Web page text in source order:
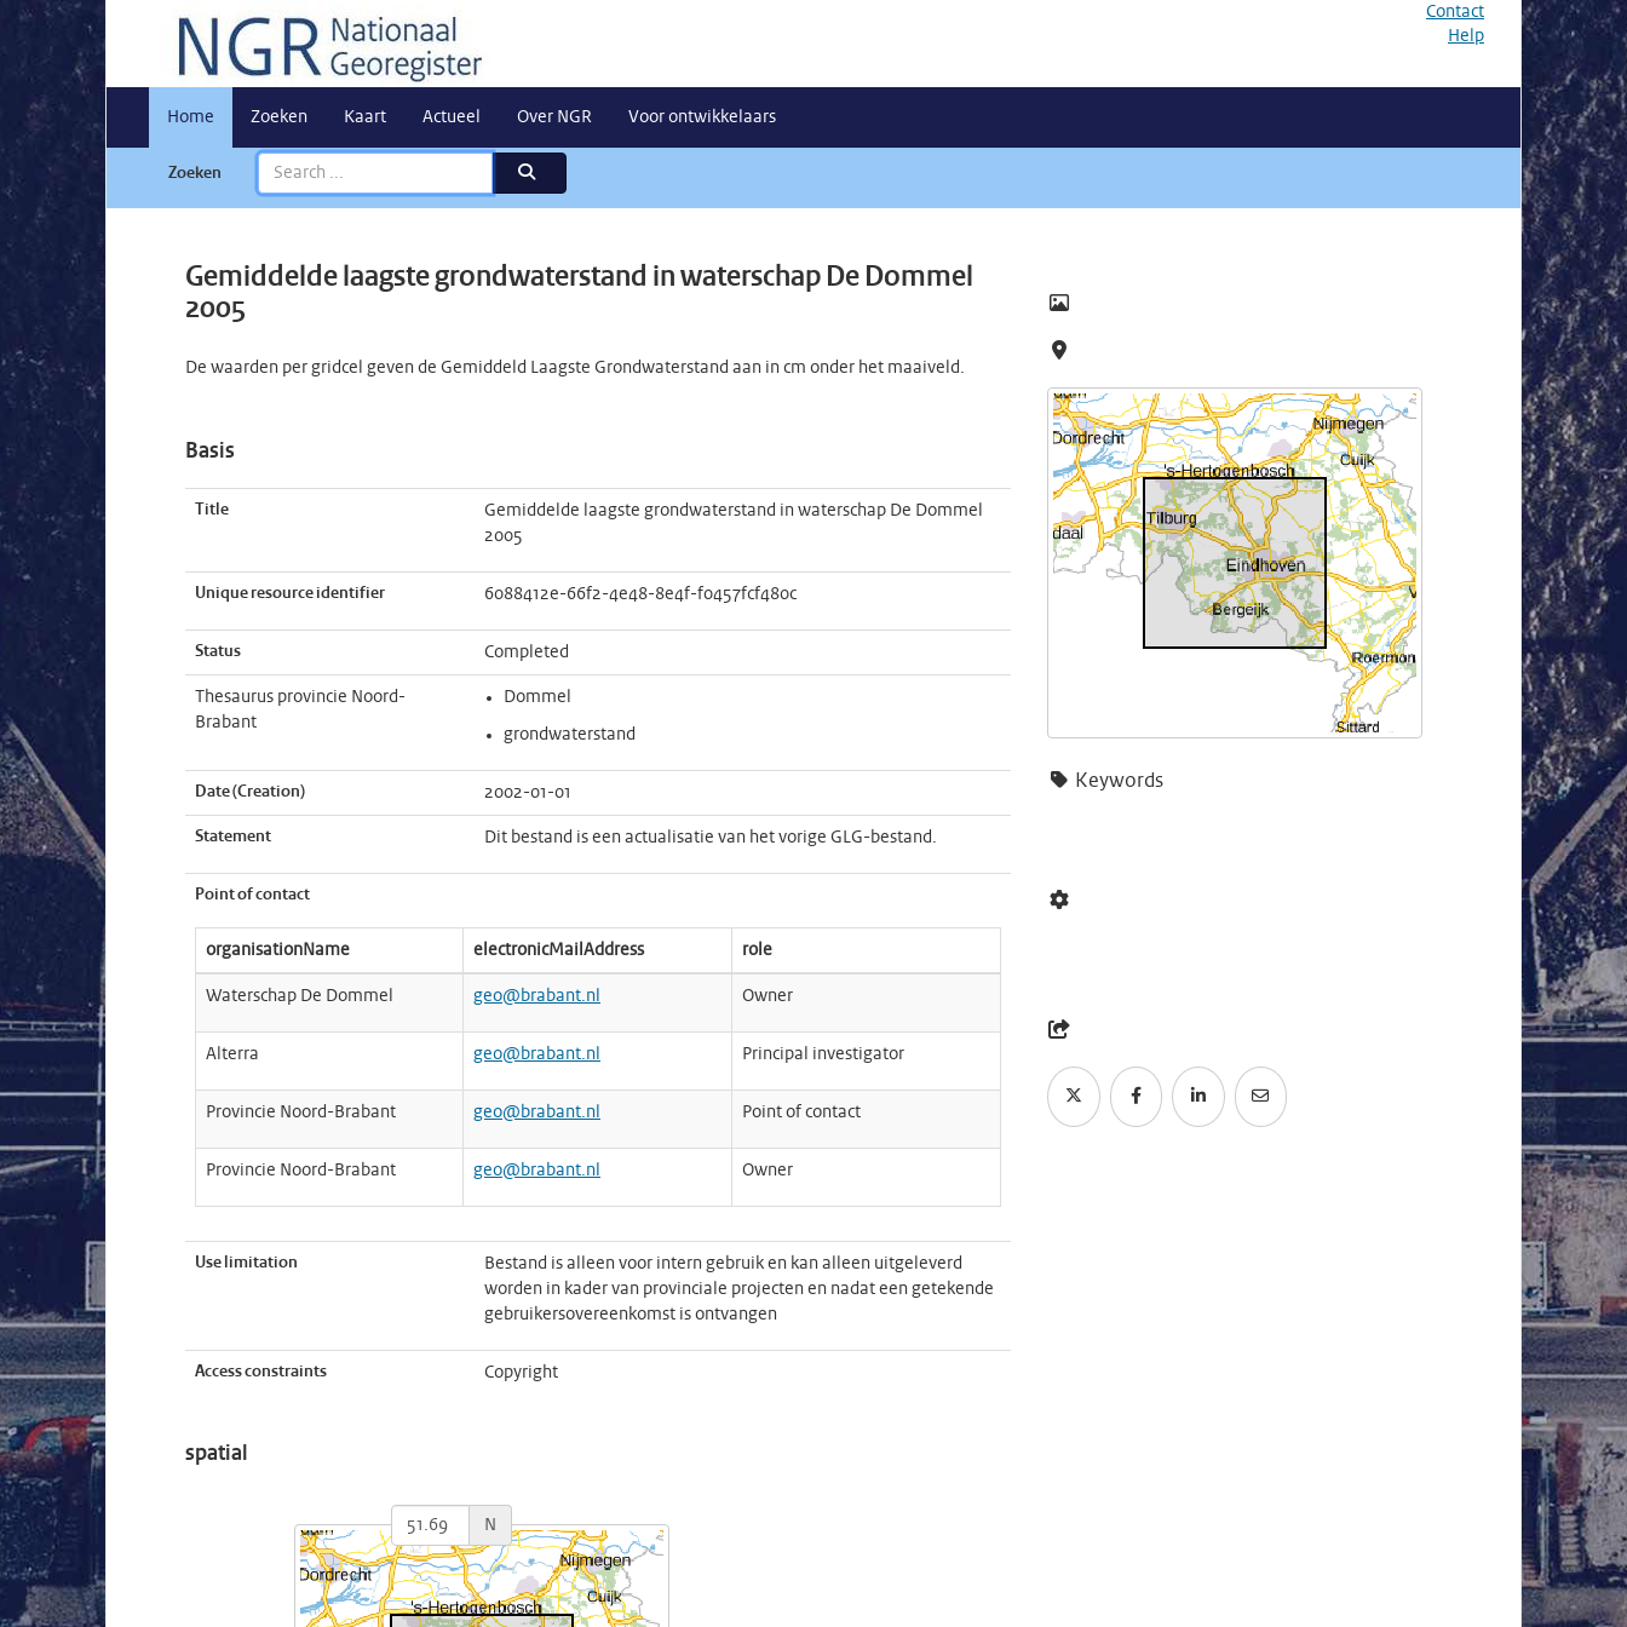
Contact
Help
Home Zoeken Kaart Actueel Over NGR Voor ontwikkelaars
Zoeken
Gemiddelde laagste grondwaterstand in waterschap De Dommel
2005
De waarden per gridcel geven de Gemiddeld Laagste Grondwaterstand aan in cm onder het maaiveld.
Basis
Title
Gemiddelde laagste grondwaterstand in waterschap De Dommel
2005
Unique resource identifier 6088412e-66f2-4e48-8e4f-f0457fcf480c
Status Completed
Thesaurus provincie Noord-
Brabant
Dommel
grondwaterstand
Date (Creation) 2002-01-01
Statement Dit bestand is een actualisatie van het vorige GLG-bestand.
Point of contact
organisationName electronicMailAddress role
Waterschap De Dommel geo@brabant.nl Owner
Alterra geo@brabant.nl Principal investigator
Provincie Noord-Brabant geo@brabant.nl Point of contact
Provincie Noord-Brabant geo@brabant.nl Owner
Use limitation
Bestand is alleen voor intern gebruik en kan alleen uitgeleverd
worden in kader van provinciale projecten en nadat een getekende
gebruikersovereenkomst is ontvangen
Access constraints Copyright
spatial
N
Keywords